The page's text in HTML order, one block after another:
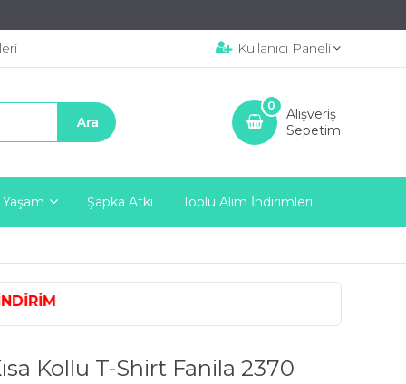
Kullanıcı Paneli
Alışveriş
Sepetim
0
Yaşam Şapka Atkı Toplu Alım İndirimleri
Kollu T-Shirt Fanila 2370